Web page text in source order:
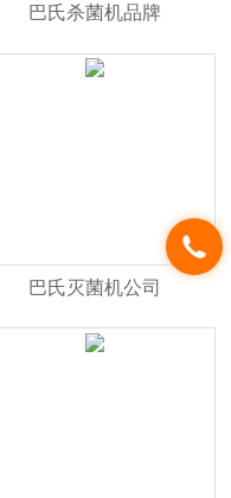
巴氏杀菌机品牌
巴氏灭菌机公司